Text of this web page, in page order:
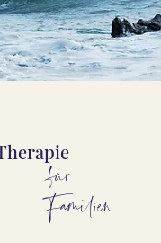
für
Familien